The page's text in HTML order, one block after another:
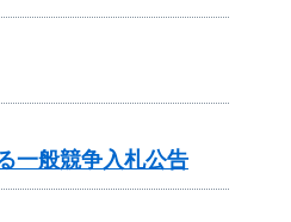
一般競争入札公告